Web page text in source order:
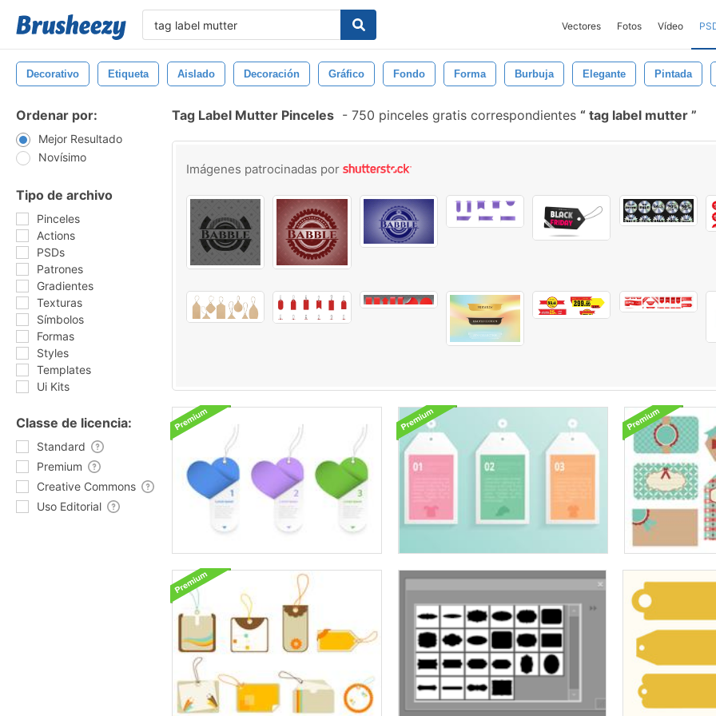
Vectores Fotos Vídeo
Decorativo Etiqueta Aislado Decoración Gráfico Fondo Forma Burbuja Elegante Pintada
Ordenar por:
Mejor Resultado
Novísimo
Tipo de archivo
Pinceles
Actions
PSDs
Patrones
Gradientes
Texturas
Símbolos
Formas
Styles
Templates
Ui Kits
Classe de licencia:
Standard
Premium
Creative Commons
Uso Editorial
Tag Label Mutter Pinceles - 750 pinceles gratis correspondientes tag label mutter
Imágenes patrocinadas por